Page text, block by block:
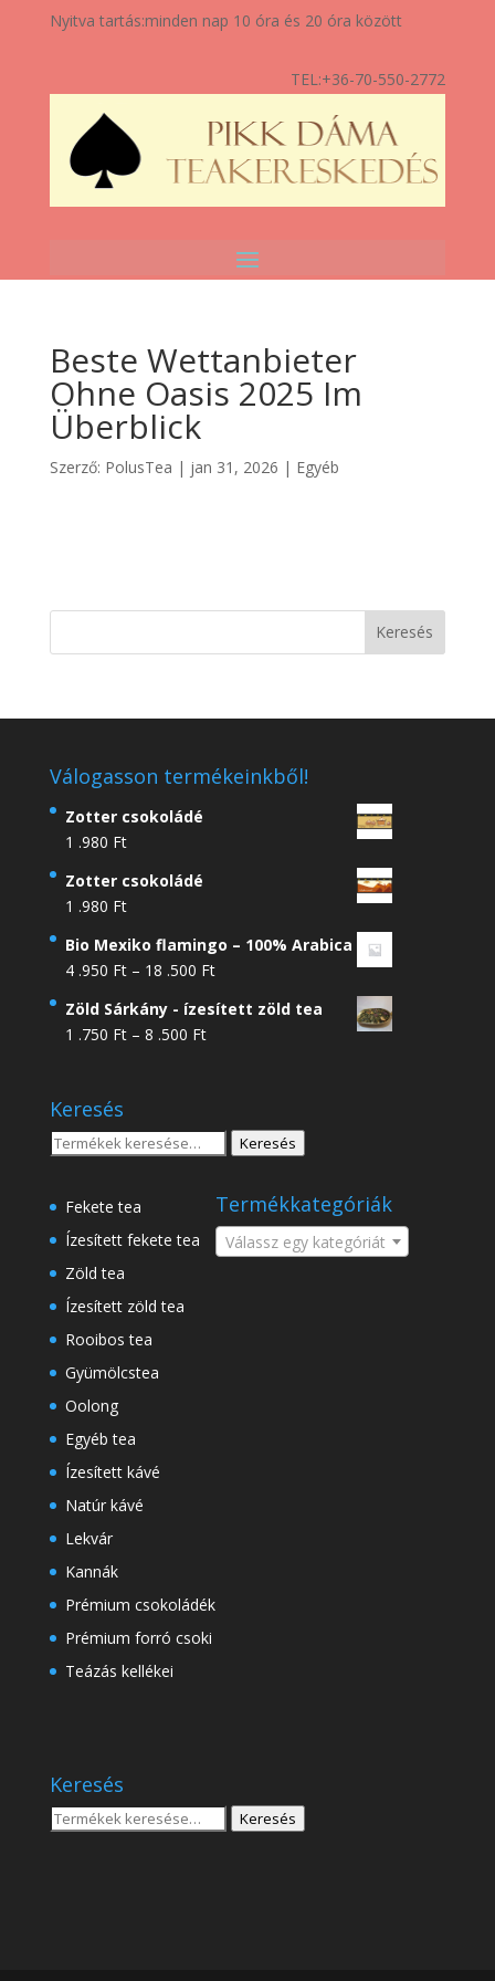
Nyitva tartás:minden nap 10 óra és 20 óra között
TEL:+36-70-550-2772
Beste Wettanbieter
Ohne Oasis 2025 Im
Überblick
Szerző: PolusTea | jan 31, 2026 | Egyéb
Válogasson termékeinkből!
Zotter csokoládé
1 .980 Ft
Zotter csokoládé
1 .980 Ft
Bio Mexiko flamingo – 100% Arabica
4 .950 Ft – 18 .500 FtÁrtartomány:
.950 Ft
Zöld Sárkány - ízesített zöld tea
1 .750 Ft – 8 .500 FtÁrtartomány:
8
.500 Ft
Keresés
Keresés
Keresés
Fekete tea
Ízesített fekete tea
Zöld tea
Ízesített zöld tea
Rooibos tea
Gyümölcstea
Oolong
Egyéb tea
Ízesített kávé
Natúr kávé
Lekvár
Kannák
Prémium csokoládék
Prémium forró csoki
Teázás kellékei
Termékkategóriák
Válassz egy kategóriát
Keresés
Keresés
Keresés